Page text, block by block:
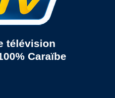
télévision
Caraïbe